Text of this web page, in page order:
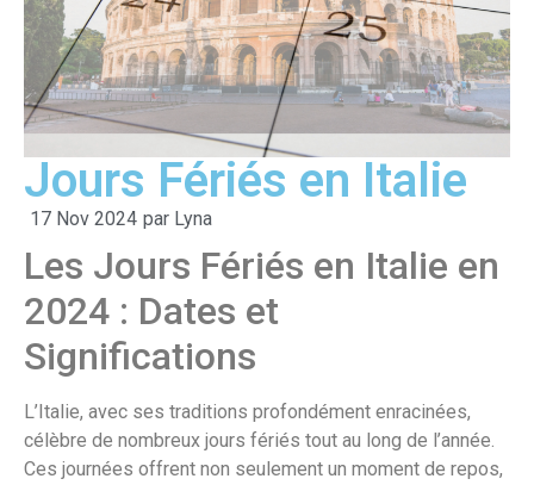
Jours Fériés en Italie
17 Nov 2024 par Lyna
Les Jours Fériés en Italie en
2024 : Dates et
Significations
L’Italie, avec ses traditions profondément enracinées,
célèbre de nombreux jours fériés tout au long de l’année.
Ces journées offrent non seulement un moment de repos,